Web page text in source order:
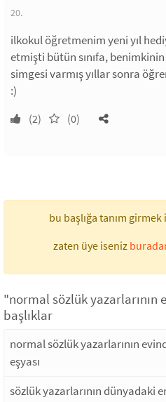
20.
ilkokul öğretmenim yeni yıl
etmişti bütün sınıfa,
simgesi varmış yıllar sonra
:)
(2) (0)
bu başlığa tanım girmek
zaten üye iseniz
"normal sözlük yazarlarının
başlıklar
normal sözlük yazarlarının
eşyası
sözlük yazarlarının dünyadaki